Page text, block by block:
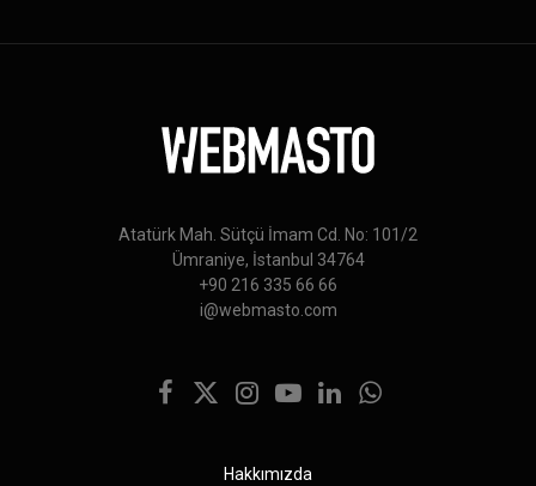
Atatürk Mah. Sütçü İmam Cd. No: 101/2
Ümraniye, İstanbul 34764
+90 216 335 66 66
i@webmasto.com
Facebook
X
Instagram
YouTubeLinkedInWhatsApp
Hakkımızda